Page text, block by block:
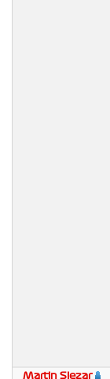
Martin Slezar